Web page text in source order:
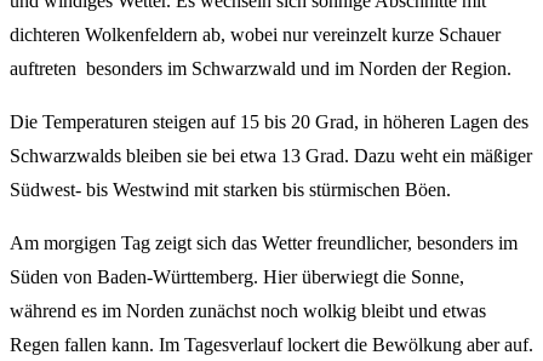
dichteren Wolkenfeldern ab, wobei nur vereinzelt kurze Schauer
auftreten  besonders im Schwarzwald und im Norden der Region.
Die Temperaturen steigen auf 15 bis 20 Grad, in höheren Lagen des
Schwarzwalds bleiben sie bei etwa 13 Grad. Dazu weht ein mäßiger
Südwest- bis Westwind mit starken bis stürmischen Böen.
Am morgigen Tag zeigt sich das Wetter freundlicher, besonders im
Süden von Baden-Württemberg. Hier überwiegt die Sonne,
während es im Norden zunächst noch wolkig bleibt und etwas
Regen fallen kann. Im Tagesverlauf lockert die Bewölkung aber auf.